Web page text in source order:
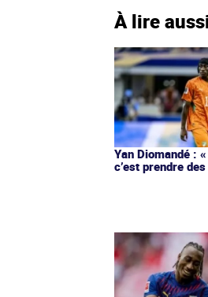
À lire
Yan Diomandé :
c’est prendre